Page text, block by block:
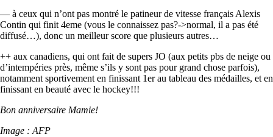
— à ceux qui n’ont pas montré le patineur de vitesse français Alexis
Contin qui finit 4eme (vous le connaissez pas?->normal, il a pas été
diffusé…), donc un meilleur score que plusieurs autres…
++ aux canadiens, qui ont fait de supers JO (aux petits pbs de neige ou
d’intempéries près, même s’ils y sont pas pour grand chose parfois),
notamment sportivement en finissant 1er au tableau des médailles, et en
finissant en beauté avec le hockey!!!
Bon anniversaire Mamie!
Image : AFP